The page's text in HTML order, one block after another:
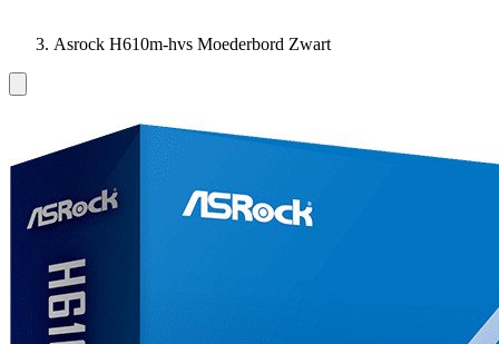
Asrock H610m-hvs Moederbord Zwart